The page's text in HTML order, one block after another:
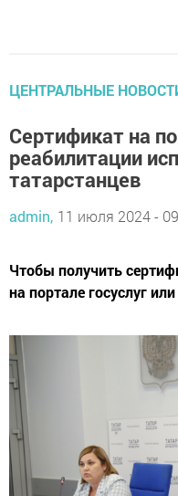
ЦЕНТРАЛЬНЫЕ
Сертификат на
реабилитации
татарстанцев
admin, 11 июля 2024 -
Чтобы получить
на портале госуслуг